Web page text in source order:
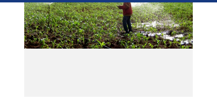
CALENDRIER DES ÉVÈNEMENTS
ORGANIGRAMME
LISTE DU PERSONNEL